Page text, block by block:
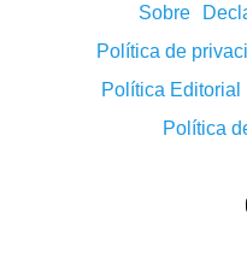
Sobre
Política de
Política Editorial
Política